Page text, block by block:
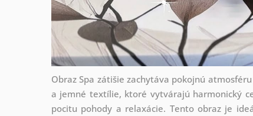
Obraz Spa zátišie zachytáva pokojnú
a jemné textílie, ktoré vytvárajú harmonický
pocitu pohody a relaxácie. Tento obraz je